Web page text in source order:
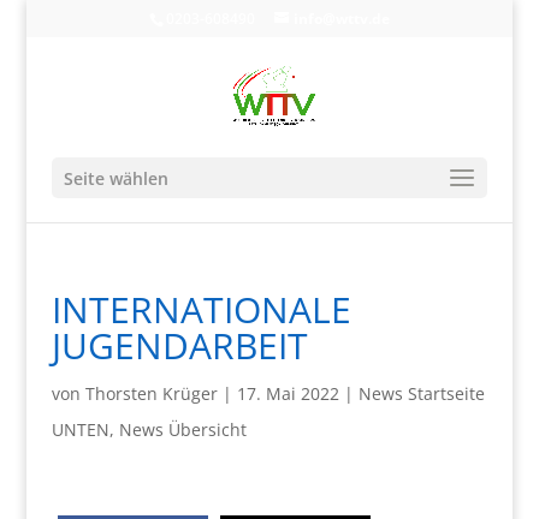
Seite wählen
INTERNATIONALE
JUGENDARBEIT
von Thorsten Krüger| 17. Mai 2022| News Startseite
UNTEN, News Übersicht